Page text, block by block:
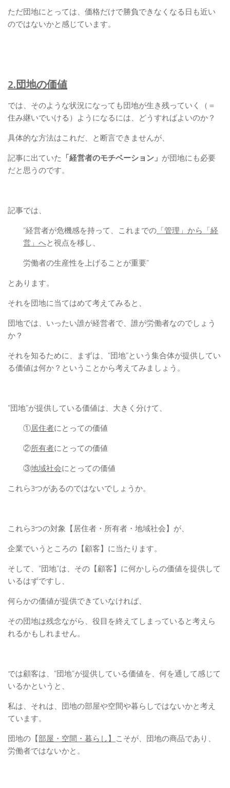
ただ団地にとっては、価格だけで勝負できなくなる日も近い
のではないかと感じています。
2.団地の価値
では、そのような状況になっても団地が生き残っていく（＝
住み継いでいける）ようになるには、どうすればよいのか？
具体的な方法はこれだ、と断言できませんが、
記事に出ていた 「経営者のモチベーション」 が団地にも必要
だと思うのです。
記事では、
”経営者が危機感を持って、これまでの 「管理」から「経
営」へと視点を移し、
労働者の生産性を上げることが重要”
とあります。
それを団地に当てはめて考えてみると、
団地では、いったい誰が経営者で、誰が労働者なのでしょう
か？
それを知るために、まずは、”団地”という集合体が提供してい
る価値は何か？ということから考えてみましょう。
”団地”が提供している価値は、大きく分けて、
①居住者にとっての価値
②所有者にとっての価値
③地域社会にとっての価値
これら3つがあるのではないでしょうか。
これら3つの対象【居住者・所有者・地域社会】が、
企業でいうところの【顧客】に当たります。
そして、”団地”は、その【顧客】に何かしらの価値を提供して
いるはずですし、
何らかの価値が提供できていなければ、
その団地は残念ながら、役目を終えてしまっていると考えら
れるかもしれません。
では顧客は、”団地”が提供している価値を、何を通して感じて
いるかというと、
私は、それは、団地の部屋や空間や暮らしではないかと考え
ています。
団地の【部屋・空間・暮らし】
こそが、団地の商品であり、
労働者ではないかと。